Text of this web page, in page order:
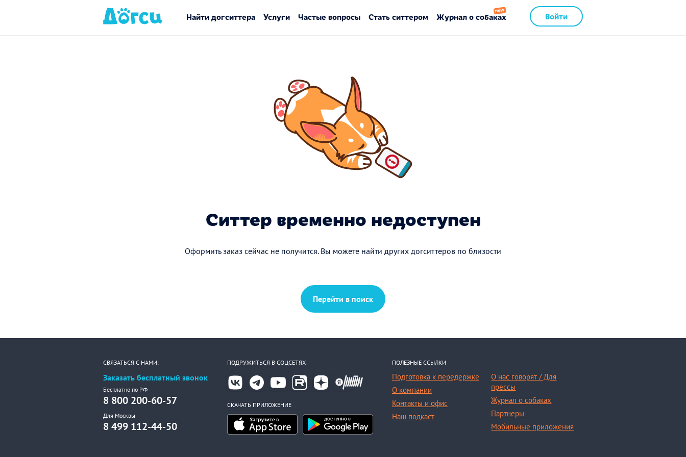
Войти
Найти догситтера Услуги Частые вопросы Стать ситтером Журнал о собаках
Ситтер временно недоступен
Оформить заказ сейчас не получится. Вы можете найти других догситтеров по близости
Перейти в поиск
СВЯЗАТЬСЯ С НАМИ:
Заказать бесплатный звонок
Бесплатно по РФ
8 800 200-60-57
Для Москвы
8 499 112-44-50
ПОДРУЖИТЬСЯ В СОЦСЕТЯХ
СКАЧАТЬ ПРИЛОЖЕНИЕ
ПОЛЕЗНЫЕ ССЫЛКИ
Подготовка к передержке
О компании
Контакты и офис
Наш подкаст
О нас говорят / Для
прессы
Журнал о собаках
Партнеры
Мобильные приложения